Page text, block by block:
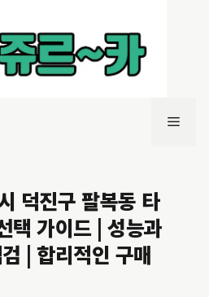
메
덕진구 팔복동 타
택 가이드 | 성능과
| 합리적인 구매